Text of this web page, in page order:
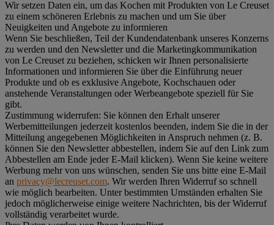
Wir setzen Daten ein, um das Kochen mit Produkten von Le Creuset
zu einem schöneren Erlebnis zu machen und um Sie über
Neuigkeiten und Angebote zu informieren
Wenn Sie beschließen, Teil der Kundendatenbank unseres Konzerns
zu werden und den Newsletter und die Marketingkommunikation
von Le Creuset zu beziehen, schicken wir Ihnen personalisierte
Informationen und informieren Sie über die Einführung neuer
Produkte und ob es exklusive Angebote, Kochschauen oder
anstehende Veranstaltungen oder Werbeangebote speziell für Sie
gibt.
Zustimmung widerrufen: Sie können den Erhalt unserer
Werbemitteilungen jederzeit kostenlos beenden, indem Sie die in der
Mitteilung angegebenen Möglichkeiten in Anspruch nehmen (z. B.
können Sie den Newsletter abbestellen, indem Sie auf den Link zum
Abbestellen am Ende jeder E-Mail klicken). Wenn Sie keine weitere
Werbung mehr von uns wünschen, senden Sie uns bitte eine E-Mail
an privacy@lecreuset.com. Wir werden Ihren Widerruf so schnell
wie möglich bearbeiten. Unter bestimmten Umständen erhalten Sie
jedoch möglicherweise einige weitere Nachrichten, bis der Widerruf
vollständig verarbeitet wurde.